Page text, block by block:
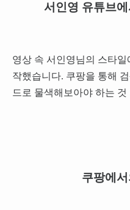
서인영 유튜브
영상 속 서인영님의 스타일
작했습니다. 쿠팡을 통해
드로 물색해보아야 하는 것
쿠팡에